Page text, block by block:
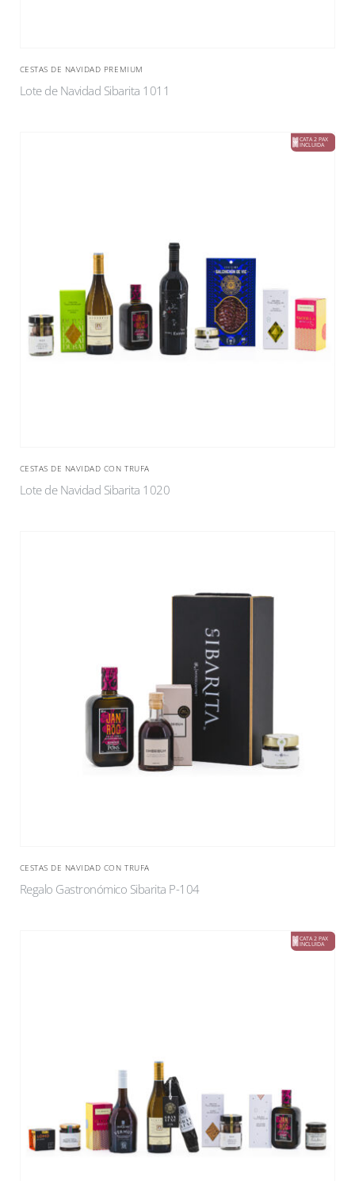
CESTAS DE NAVIDAD PREMIUM
Lote de Navidad Sibarita 1011
CESTAS DE NAVIDAD CON TRUFA
Lote de Navidad Sibarita 1020
CESTAS DE NAVIDAD CON TRUFA
Regalo Gastronómico Sibarita P-104